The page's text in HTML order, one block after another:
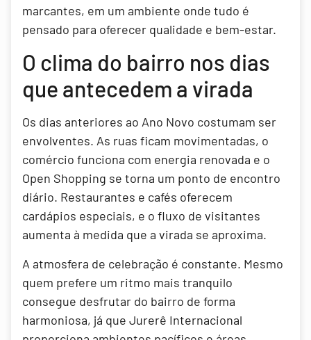
marcantes, em um ambiente onde tudo é
pensado para oferecer qualidade e bem-estar.
O clima do bairro nos dias
que antecedem a virada
Os dias anteriores ao Ano Novo costumam ser
envolventes. As ruas ficam movimentadas, o
comércio funciona com energia renovada e o
Open Shopping se torna um ponto de encontro
diário. Restaurantes e cafés oferecem
cardápios especiais, e o fluxo de visitantes
aumenta à medida que a virada se aproxima.
A atmosfera de celebração é constante. Mesmo
quem prefere um ritmo mais tranquilo
consegue desfrutar do bairro de forma
harmoniosa, já que Jurerê Internacional